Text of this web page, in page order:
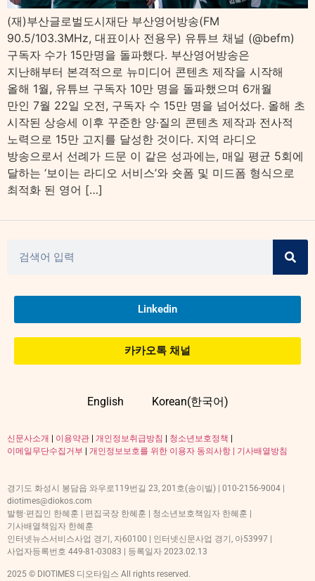
(재)부산글로벌도시재단 부산영어방송(FM
90.5/103.3MHz, 대표이사 전용우) 유튜브 채널 (@befm)
구독자 수가 15만명을 돌파했다. 부산영어방송은
지난해부터 본격적으로 뉴미디어 콘텐츠 제작을 시작해
올해 1월, 유튜브 구독자 10만 명을 돌파했으며 6개월
만인 7월 22일 오전, 구독자 수 15만 명을 넘어섰다. 올해 초
시작된 상승세 이후 꾸준한 양·질의 콘텐츠 제작과 전사적
노력으로 15만 고지를 달성한 것이다. 지역 라디오
방송으로서 선례가 드문 이 같은 성과에는, 매일 평균 5회에
달하는 ‘보이는 라디오 서비스’와 숏폼 및 미드폼 형식으로
최적화 된 영어 […]
Linkedin
카카오톡 채널
English Korean(한국어)
신문사소개 이용약관 개인정보취급방침 청소년보호정책
이메일무단수집거부
개인정보보호를 위한 이용자 동의사항 | 기사배열방침
경기도 화성시 봉담읍 와우로119번길 23, 201호(송이빌) | 010-2156-9004 |
diotimes@diokos.com
발행·편집인 한혜훈 | 편집국장 한혜훈 | 청소년보호책임자 한혜훈 |
기사배열책임자 한혜훈
인터넷뉴스서비스사업 경기, 자60100 | 인터넷신문사업 경기, 아53997 |
사업자등록번호 449-81-03083 | 등록일자 2023.02.13
2025 © DIOTIMES 디오타임스 All rights reserved.